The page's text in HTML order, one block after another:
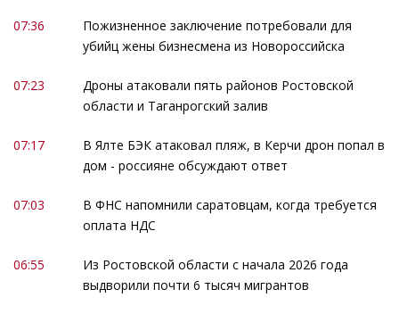
07:36
Пожизненное заключение потребовали для
убийц жены бизнесмена из Новороссийска
07:23
Дроны атаковали пять районов Ростовской
области и Таганрогский залив
07:17
В Ялте БЭК атаковал пляж, в Керчи дрон попал в
дом - россияне обсуждают ответ
07:03
В ФНС напомнили саратовцам, когда требуется
оплата НДС
06:55
Из Ростовской области с начала 2026 года
выдворили почти 6 тысяч мигрантов